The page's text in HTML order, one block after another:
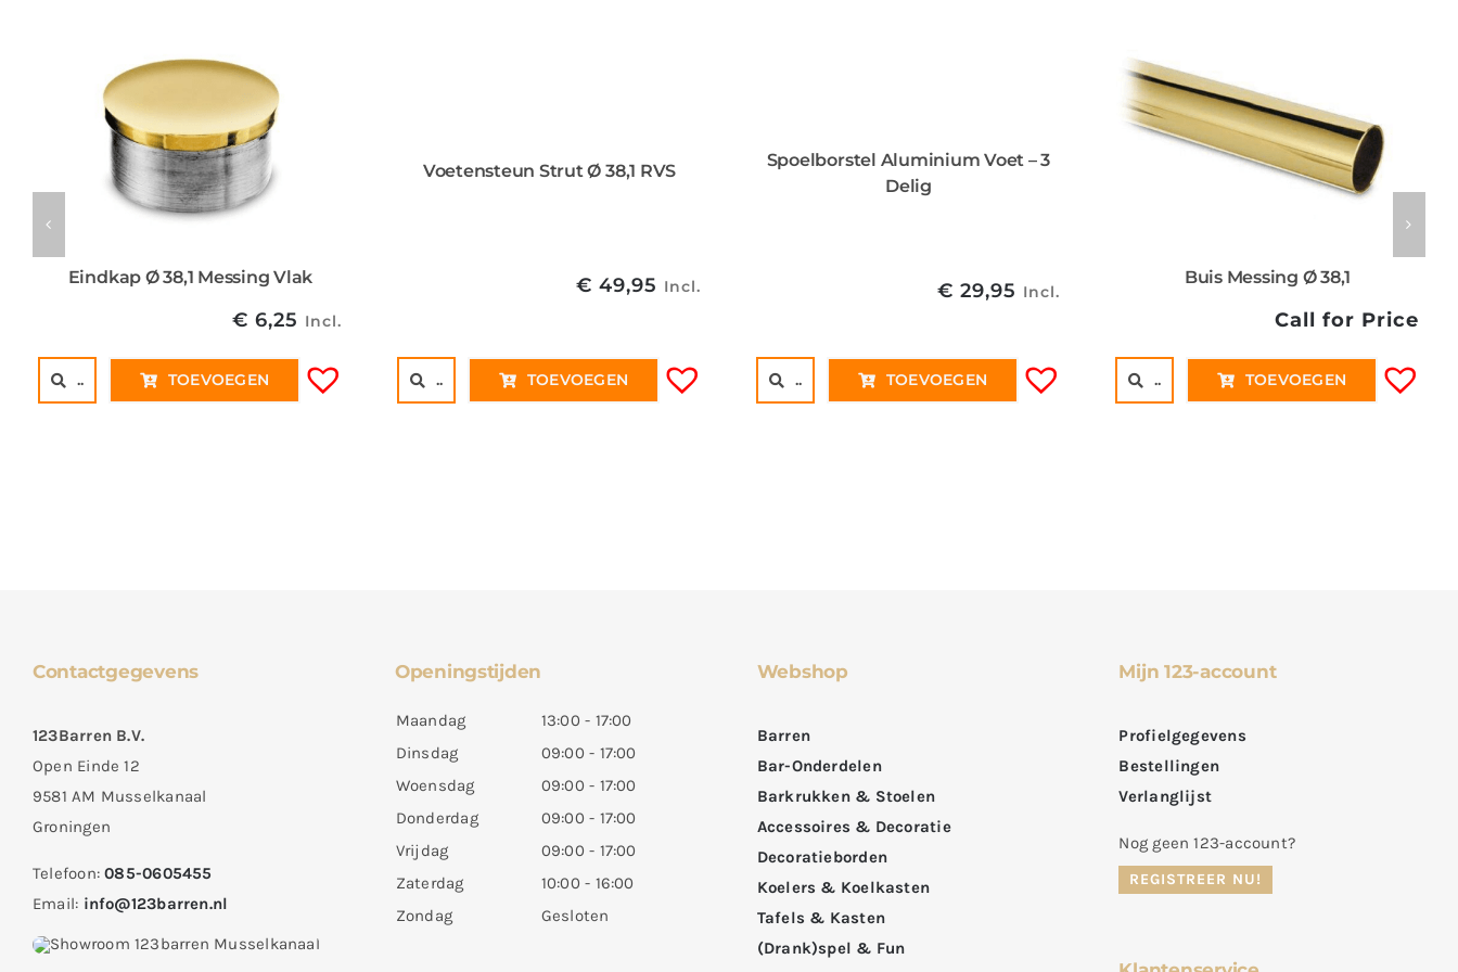
Eindkap Ø 38,1 Messing Vlak
€ 6,25 Incl.
.. TOEVOEGEN
Voetensteun Strut Ø 38,1 RVS
€ 49,95 Incl.
.. TOEVOEGEN
Spoelborstel Aluminium Voet – 3
Delig
€ 29,95 Incl.
.. TOEVOEGEN
Buis Messing Ø 38,1
Call for Price
.. TOEVOEGEN
Contactgegevens
123Barren B.V.
Open Einde 12
9581 AM Musselkanaal
Groningen
Telefoon:085-0605455
Email: info@123barren.nl
Openingstijden
Maandag
13:00 - 17:00
Dinsdag
09:00 - 17:00
Woensdag
09:00 - 17:00
Donderdag
09:00 - 17:00
Vrijdag
09:00 - 17:00
Zaterdag
10:00 - 16:00
Zondag
Gesloten
Webshop
Barren
Bar-Onderdelen
Barkrukken & Stoelen
Accessoires & Decoratie
Decoratieborden
Koelers & Koelkasten
Tafels & Kasten
(Drank)spel & Fun
Mijn 123-account
Profielgegevens
Bestellingen
Verlanglijst
Nog geen 123-account?
REGISTREER NU!